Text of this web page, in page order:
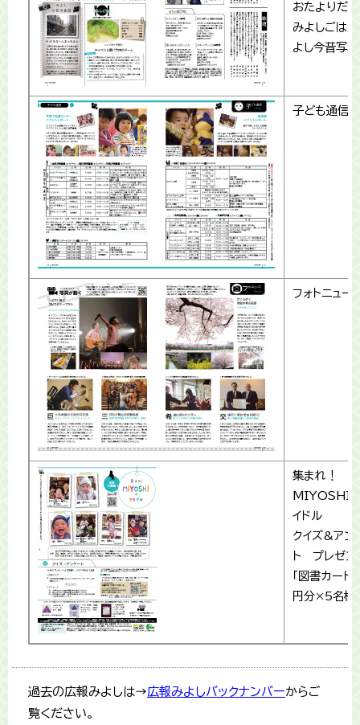
おたよりだよ
みよしごはん
よし今昔写
子ども通信
フォトニュー
集まれ！
MIYOSHI
イドル
クイズ&アン
ト プレゼン
「図書カー
円分×5名様」
過去の広報みよしは→広報みよしバックナンバーからご
覧ください。